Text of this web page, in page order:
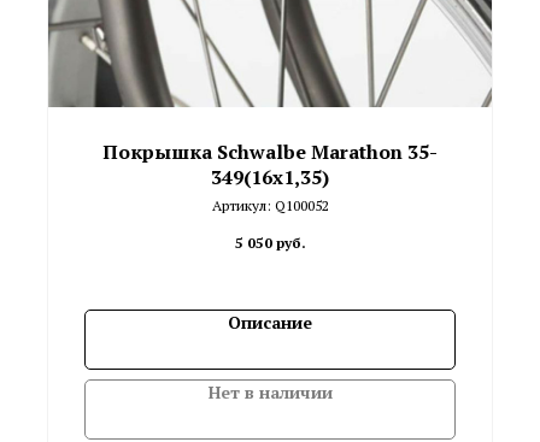
Покрышка Schwalbe Marathon 35-
349(16x1,35)
Артикул: Q100052
5 050 руб.
Описание
Нет в наличии